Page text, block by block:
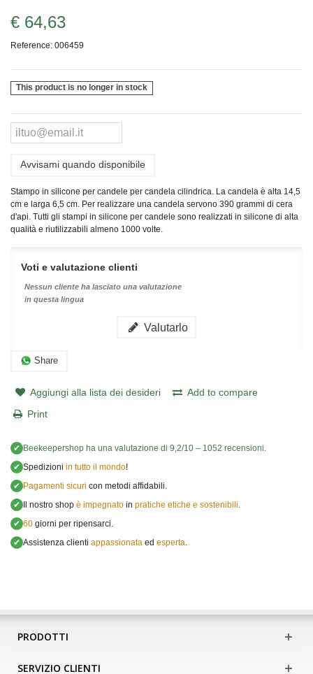
€ 64,63
Reference: 006459
This product is no longer in stock
Avvisami quando disponibile
Stampo in silicone per candele per candela cilindrica. La candela è alta 14,5
cm e larga 6,5 cm. Per realizzare una candela servono 390 grammi di cera
d'api. Tutti gli stampi in silicone per candele sono realizzati in silicone di alta
qualità e riutilizzabili almeno 1000 volte.
Voti e valutazione clienti
Nessun cliente ha lasciato una valutazione
in questa lingua
Valutarlo
Share
Aggiungi alla lista dei desideri
Add to compare
Print
✔ Beekeepershop ha una valutazione di 9,2/10 – 1052 recensioni.
✔ Spedizioni in tutto il mondo!
✔ Pagamenti sicuri con metodi affidabili.
✔ Il nostro shop è impegnato in pratiche etiche e sostenibili
✔ 60 giorni per ripensarci.
✔ Assistenza clienti appassionata ed esperta
PRODOTTI
SERVIZIO CLIENTI